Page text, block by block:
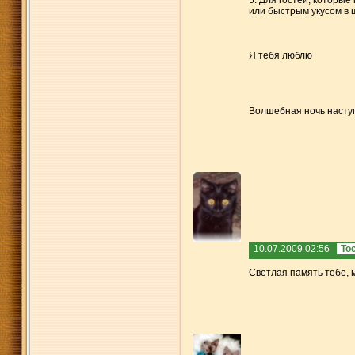
или быстрым укусом в
Я тебя люблю
Волшебная ночь
10.07.2009 02:56
Светлая память тебе,